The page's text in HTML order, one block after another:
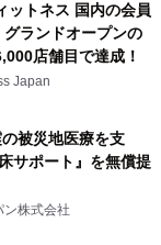
ットネス 国内の会員
ランドオープンの
店舗目で達成！
Japan
被災地医療を支
ポート』を無償提
ン株式会社